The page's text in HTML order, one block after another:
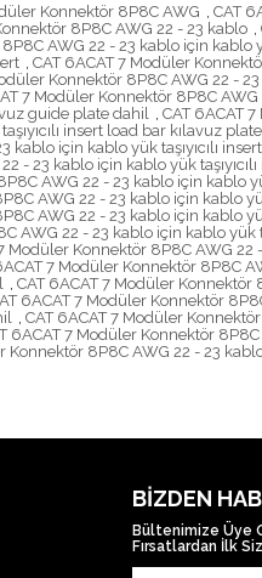
Konnektör 8P8C AWG
CAT
8P8C AWG 22 - 23 kablo
AWG 22 - 23 kablo için kablo
CAT 6ACAT 7 Modüler
Konnektör 8P8C AWG 22 - 23
7 Modüler Konnektör 8P8C
guide plate dahil
CAT 6ACAT
insert load bar kılavuz plate
için kablo yük taşıyıcılı
- 23 kablo için kablo yük
AWG 22 - 23 kablo için kablo
AWG 22 - 23 kablo için kablo
AWG 22 - 23 kablo için kablo
AWG 22 - 23 kablo için kablo yük
Modüler Konnektör 8P8C AWG 22
7 Modüler Konnektör 8P8C
CAT 6ACAT 7 Modüler Konnektör
6ACAT 7 Modüler Konnektör
CAT 6ACAT 7 Modüler
6ACAT 7 Modüler Konnektör
Konnektör 8P8C AWG 22 - 23
BIZDEN
Bültenimize Üye
Fırsatlardan İlk